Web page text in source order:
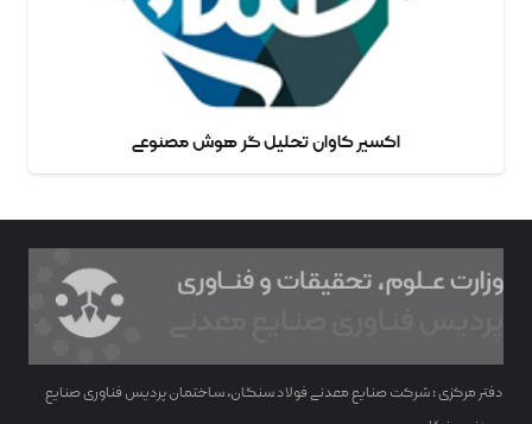
اکسیر کاوان تحلیل گر هوش مصنوعی
دفتر مرکزی : شرکت صنایع معدنی فولاد سنگان، ساختمان پردیس فناوری صنایع